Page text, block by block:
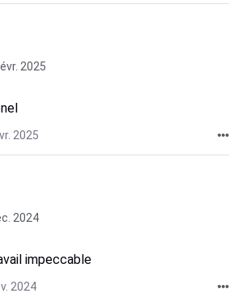
2025
2025
2024
impeccable
2024